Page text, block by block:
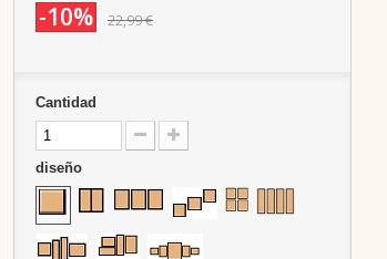
-10% 22,99 €
Cantidad
diseño